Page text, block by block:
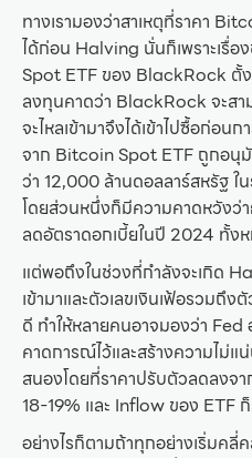
ทางเรามองว่าสาเหตุที่ราคา
ได้ก่อน Halving นั่นก็เพราะเรื่
Spot ETF ของ BlackRock ตั้
ลงทุนคาดว่า BlackRock จะสา
จะไหลเข้ามาจึงได้เข้าไปซื้อก่อน
จาก Bitcoin Spot ETF ถูกอนุมั
ว่า 12,000 ล้านดอลลาร์สหรัฐ ใ
โดยส่วนหนึ่งก็มีความคาดหวังว่
ลดอัตราดอกเบี้ยในปี 2024 ทั้ง
แต่พอถึงในช่วงที่กำลังจะเกิด
เข้ามาและตัวเลขเงินเฟ้อรวมถึ
ดี ทำให้หลายคนอาจมองว่า
คาดการณ์ไว้และสร้างความไม่
สนองโดยที่ราคาปรับตัวลดลงจ
18-19% และ Inflow ของ ETF
อย่างไรก็ตามถ้าทุกอย่างเริ่มค